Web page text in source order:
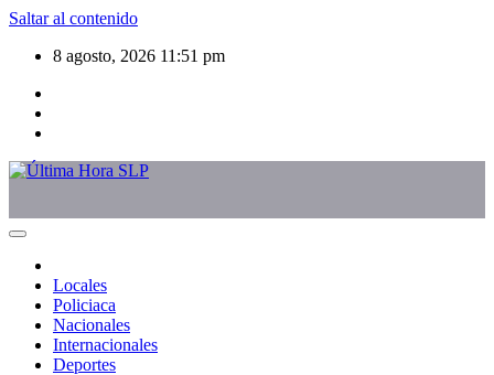
Saltar al contenido
8 agosto, 2026 11:51 pm
Locales
Policiaca
Nacionales
Internacionales
Deportes